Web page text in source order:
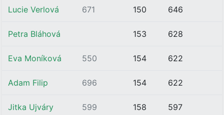
Lucie Verlová 671 150 646
Petra Bláhová 153 628
Eva Moníková 550 154 622
Adam Filip 696 154 622
Jitka Ujváry 599 158 597